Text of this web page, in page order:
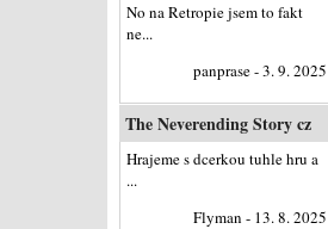
No na Retropie jsem to fakt
ne...
panprase - 3. 9. 2025
The Neverending Story cz
Hrajeme s dcerkou tuhle hru a
...
Flyman - 13. 8. 2025